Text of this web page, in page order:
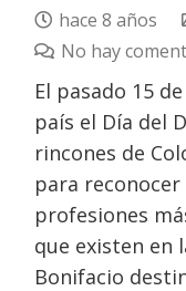
hace 8 años
No hay
El pasado 15
país el Día del
rincones de
para
profesiones
que existen en
Bonifacio